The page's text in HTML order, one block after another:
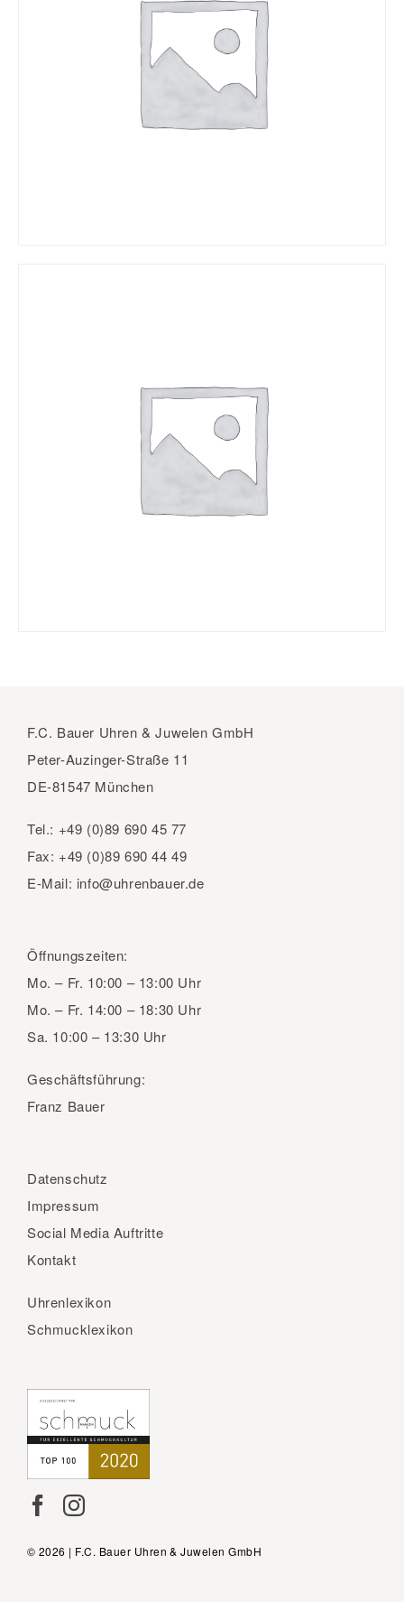
F.C. Bauer Uhren & Juwelen GmbH
Peter-Auzinger-Straße 11
DE-81547 München
Tel.: +49 (0)89 690 45 77
Fax: +49 (0)89 690 44 49
E-Mail: info@uhrenbauer.de
Öffnungszeiten:
Mo. – Fr. 10:00 – 13:00 Uhr
Mo. – Fr. 14:00 – 18:30 Uhr
Sa. 10:00 – 13:30 Uhr
Geschäftsführung:
Franz Bauer
Datenschutz
Impressum
Social Media Auftritte
Kontakt
Uhrenlexikon
Schmucklexikon
© 2026 | F.C. Bauer Uhren & Juwelen GmbH